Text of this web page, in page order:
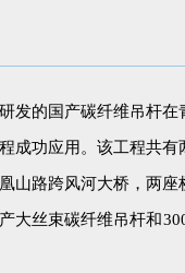
发的国产碳纤维吊杆在
成功应用。该工程共有
山路跨风河大桥，两座
大丝束碳纤维吊杆和